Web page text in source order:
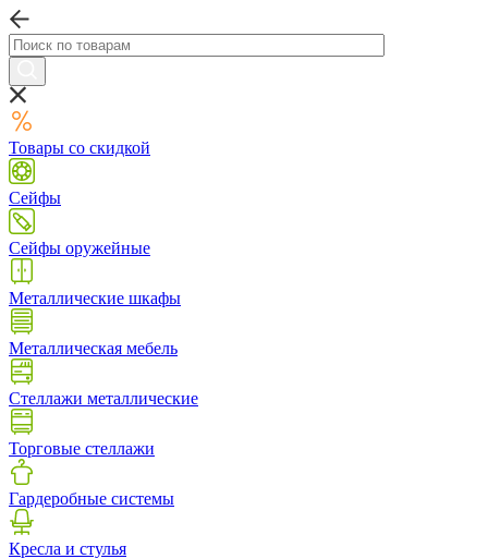
Товары со скидкой
Сейфы
Сейфы оружейные
Металлические шкафы
Металлическая мебель
Стеллажи металлические
Торговые стеллажи
Гардеробные системы
Кресла и стулья